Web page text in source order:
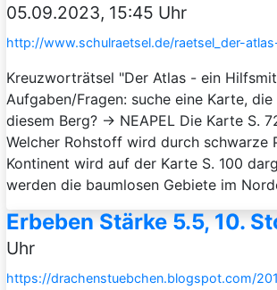
05.09.2023, 15:45 Uhr
http://www.schulraetsel.de/raetsel_der-
Kreuzworträtsel "Der Atlas - ein
Aufgaben/Fragen: suche eine Karte,
diesem Berg? → NEAPEL Die Karte S.
Welcher Rohstoff wird durch schwarze
Kontinent wird auf der Karte S. 100
werden die baumlosen Gebiete im
Erbeben Stärke 5.5, 10.
Uhr
https://drachenstuebchen.blogspot.com/